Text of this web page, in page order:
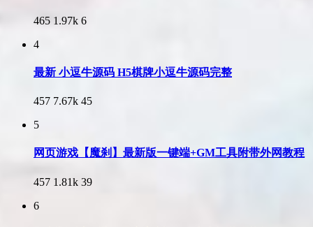
465 1.97k 6
4
最新 小逗牛源码 H5棋牌小逗牛源码完整
457 7.67k 45
5
网页游戏【魔刹】最新版一键端+GM工具附带外网教程
457 1.81k 39
6